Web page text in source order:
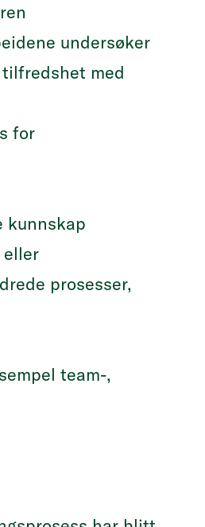
undersøker
med
for
kunnskap
prosesser,
team-,